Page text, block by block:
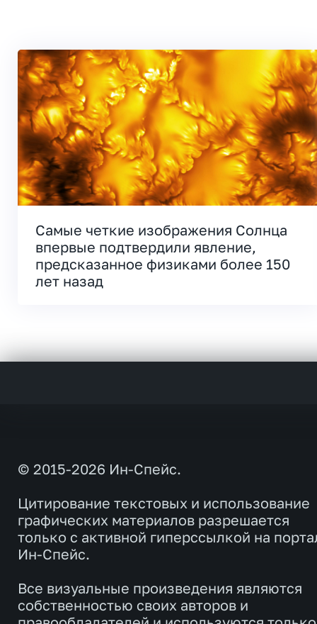
Самые четкие изображения Солнца
впервые подтвердили явление,
предсказанное физиками более 150
лет назад
© 2015-2026 Ин-Спейс.
Цитирование текстовых и использование
графических материалов разрешается
только с активной гиперссылкой на
Ин-Спейс.
Все визуальные произведения являются
собственностью своих авторов и